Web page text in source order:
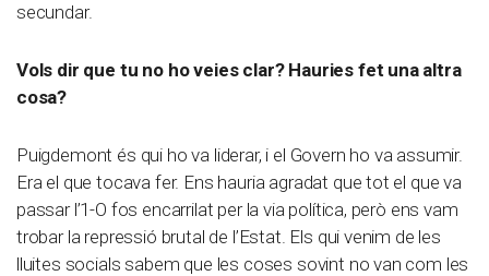
secundar.
Vols dir que tu no ho veies clar? Hauries fet una altra
cosa?
Puigdemont és qui ho va liderar, i el Govern ho va assumir.
Era el que tocava fer. Ens hauria agradat que tot el que va
passar l’1-O fos encarrilat per la via política, però ens vam
trobar la repressió brutal de l’Estat. Els qui venim de les
lluites socials sabem que les coses sovint no van com les